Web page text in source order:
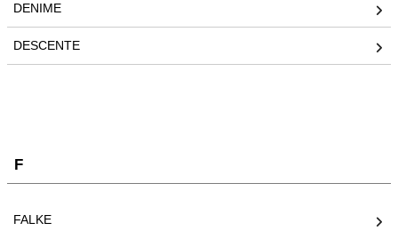
DENIME
DESCENTE
F
FALKE